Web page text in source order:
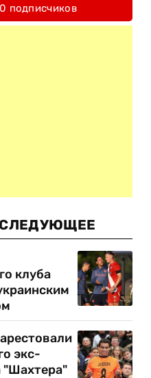
подписчиков
клуба
экс-
"Шахтера"